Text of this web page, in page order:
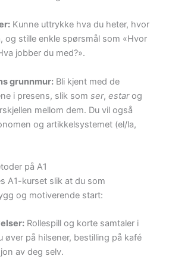
Kunne uttrykke hva du heter, hvor
og stille enkle spørsmål som «Hvor
jobber du med?».
grunnmur: Bli kjent med de
i presens, slik somser,estarog
mellom dem. Du vil også
og artikkelsystemet (el/la,
på A1
A1-kurset slik at du som
og motiverende start:
Rollespill og korte samtaler i
øver på hilsener, bestilling på kafé
av deg selv.